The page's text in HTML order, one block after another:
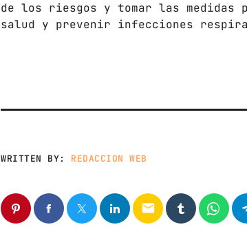
de los riesgos y tomar las medidas
salud y prevenir infecciones
WRITTEN BY: REDACCION WEB
email